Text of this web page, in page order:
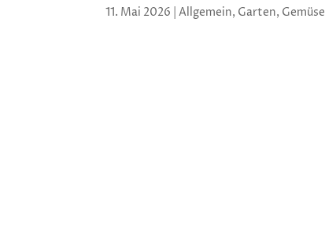
11. Mai 2026 |Allgemein, Garten, Gemüse